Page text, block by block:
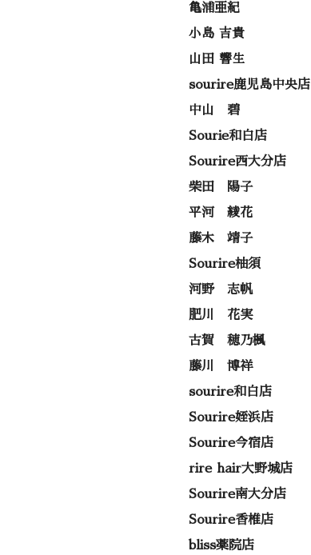
亀浦亜紀
小島 吉貴
山田 響生
sourire鹿児島中央店
中山 碧
Sourie和白店
Sourire西大分店
柴田 陽子
平河 綾花
藤木 靖子
Sourire柚須
河野 志帆
肥川 花実
古賀 穂乃楓
藤川 博祥
sourire和白店
Sourire姪浜店
Sourire今宿店
rire hair大野城店
Sourire南大分店
Sourire香椎店
bliss薬院店